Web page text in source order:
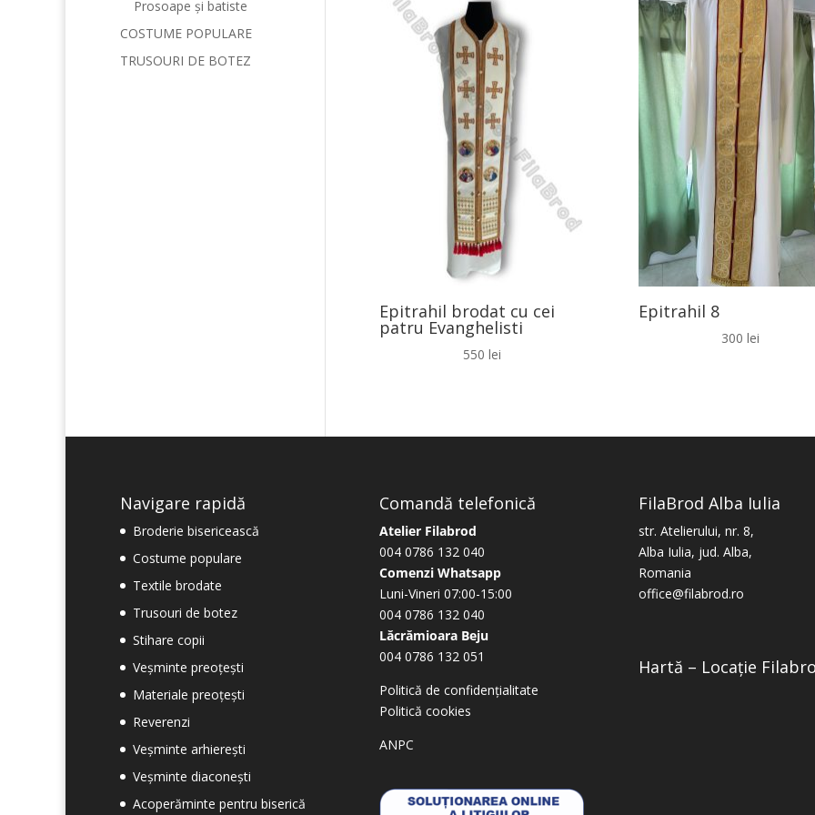
Epitrahil brodat cu cei
patru Evanghelisti
550 lei
Epitrahil 8
300lei
Prosoape și batiste
COSTUME POPULARE
TRUSOURI DE BOTEZ
Navigare rapidă
Broderie bisericească
Costume populare
Textile brodate
Trusouri de botez
Stihare copii
Veșminte preoțești
Materiale preoțești
Reverenzi
Veșminte arhierești
Veșminte diaconești
Acoperăminte pentru biserică
Comandă telefonică
Atelier Filabrod
004 0786 132 040
Comenzi Whatsapp
Luni-Vineri 07:00-15:00
004 0786 132 040
Lăcrămioara Beju
004 0786 132 051
Politică de confidențialitate
Politică cookies
ANPC
FilaBrod Alba Iulia
str. Atelierului, nr. 8,
Alba Iulia, jud. Alba,
Romania
office@filabrod.ro
Hartă – Locație